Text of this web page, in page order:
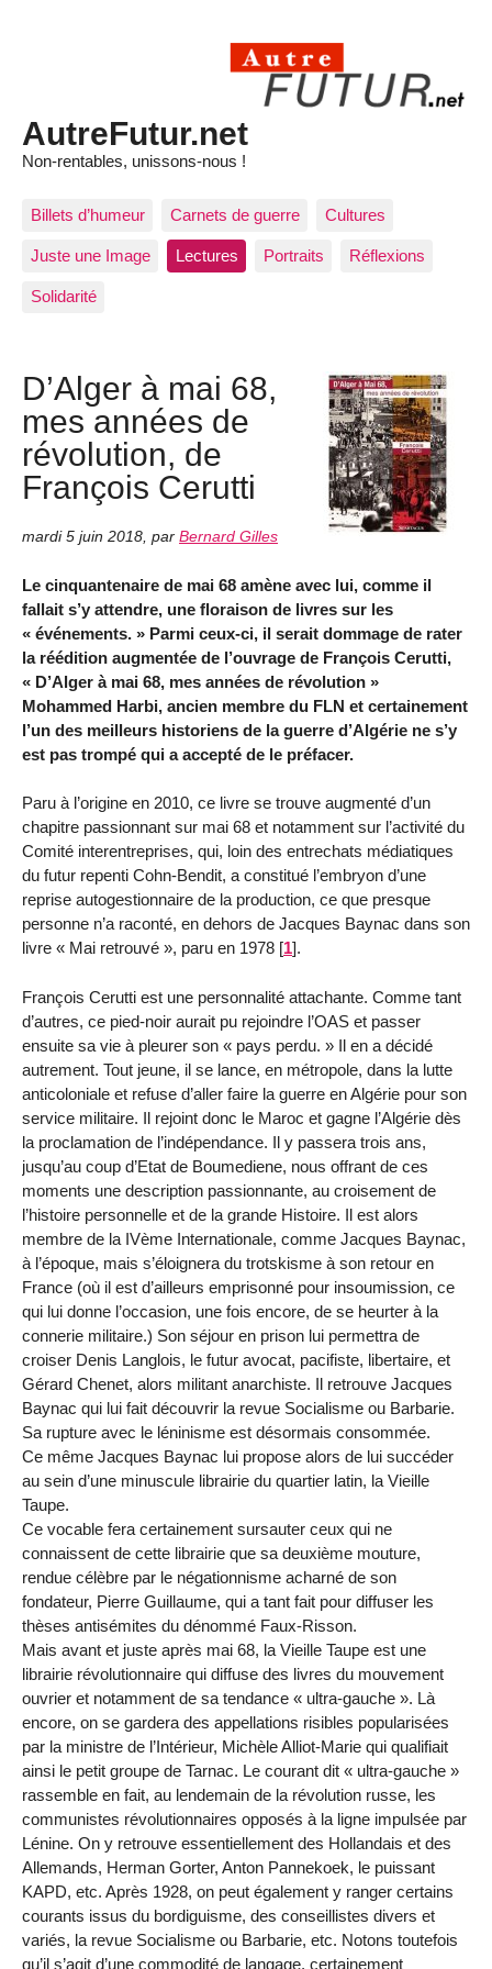
AutreFutur.net
Non-rentables, unissons-nous !
Billets d’humeur Carnets de guerre Cultures
Juste une Image Lectures Portraits Réflexions
Solidarité
D’Alger à mai 68,
mes années de
révolution, de
François Cerutti
mardi 5 juin 2018 par Bernard Gilles
Le cinquantenaire de mai 68 amène avec lui, comme il
fallait s’y attendre, une floraison de livres sur les
« événements. » Parmi ceux-ci, il serait dommage de rater
la réédition augmentée de l’ouvrage de François Cerutti,
« D’Alger à mai 68, mes années de révolution »
Mohammed Harbi, ancien membre du FLN et certainement
l’un des meilleurs historiens de la guerre d’Algérie ne s’y
est pas trompé qui a accepté de le préfacer.
Paru à l’origine en 2010, ce livre se trouve augmenté d’un
chapitre passionnant sur mai 68 et notamment sur l’activité du
Comité interentreprises, qui, loin des entrechats médiatiques
du futur repenti Cohn-Bendit, a constitué l’embryon d’une
reprise autogestionnaire de la production, ce que presque
personne n’a raconté, en dehors de Jacques Baynac dans son
livre « Mai retrouvé », paru en 1978 [1].
François Cerutti est une personnalité attachante. Comme tant
d’autres, ce pied-noir aurait pu rejoindre l’OAS et passer
ensuite sa vie à pleurer son « pays perdu. » Il en a décidé
autrement. Tout jeune, il se lance, en métropole, dans la lutte
anticoloniale et refuse d’aller faire la guerre en Algérie pour son
service militaire. Il rejoint donc le Maroc et gagne l’Algérie dès
la proclamation de l’indépendance. Il y passera trois ans,
jusqu’au coup d’Etat de Boumediene, nous offrant de ces
moments une description passionnante, au croisement de
l’histoire personnelle et de la grande Histoire. Il est alors
membre de la IVème Internationale, comme Jacques Baynac,
à l’époque, mais s’éloignera du trotskisme à son retour en
France (où il est d’ailleurs emprisonné pour insoumission, ce
qui lui donne l’occasion, une fois encore, de se heurter à la
connerie militaire.) Son séjour en prison lui permettra de
croiser Denis Langlois, le futur avocat, pacifiste, libertaire, et
Gérard Chenet, alors militant anarchiste. Il retrouve Jacques
Baynac qui lui fait découvrir la revue Socialisme ou Barbarie.
Sa rupture avec le léninisme est désormais consommée.
Ce même Jacques Baynac lui propose alors de lui succéder
au sein d’une minuscule librairie du quartier latin, la Vieille
Taupe.
Ce vocable fera certainement sursauter ceux qui ne
connaissent de cette librairie que sa deuxième mouture,
rendue célèbre par le négationnisme acharné de son
fondateur, Pierre Guillaume, qui a tant fait pour diffuser les
thèses antisémites du dénommé Faux-Risson.
Mais avant et juste après mai 68, la Vieille Taupe est une
librairie révolutionnaire qui diffuse des livres du mouvement
ouvrier et notamment de sa tendance « ultra-gauche ». Là
encore, on se gardera des appellations risibles popularisées
par la ministre de l’Intérieur, Michèle Alliot-Marie qui qualifiait
ainsi le petit groupe de Tarnac. Le courant dit « ultra-gauche »
rassemble en fait, au lendemain de la révolution russe, les
communistes révolutionnaires opposés à la ligne impulsée par
Lénine. On y retrouve essentiellement des Hollandais et des
Allemands, Herman Gorter, Anton Pannekoek, le puissant
KAPD, etc. Après 1928, on peut également y ranger certains
courants issus du bordiguisme, des conseillistes divers et
variés, la revue Socialisme ou Barbarie, etc. Notons toutefois
qu’il s’agit d’une commodité de langage, certainement